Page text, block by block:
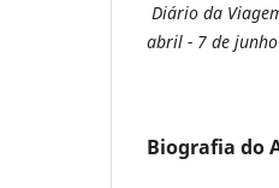
Diário da
abril - 7 de
Biografia do